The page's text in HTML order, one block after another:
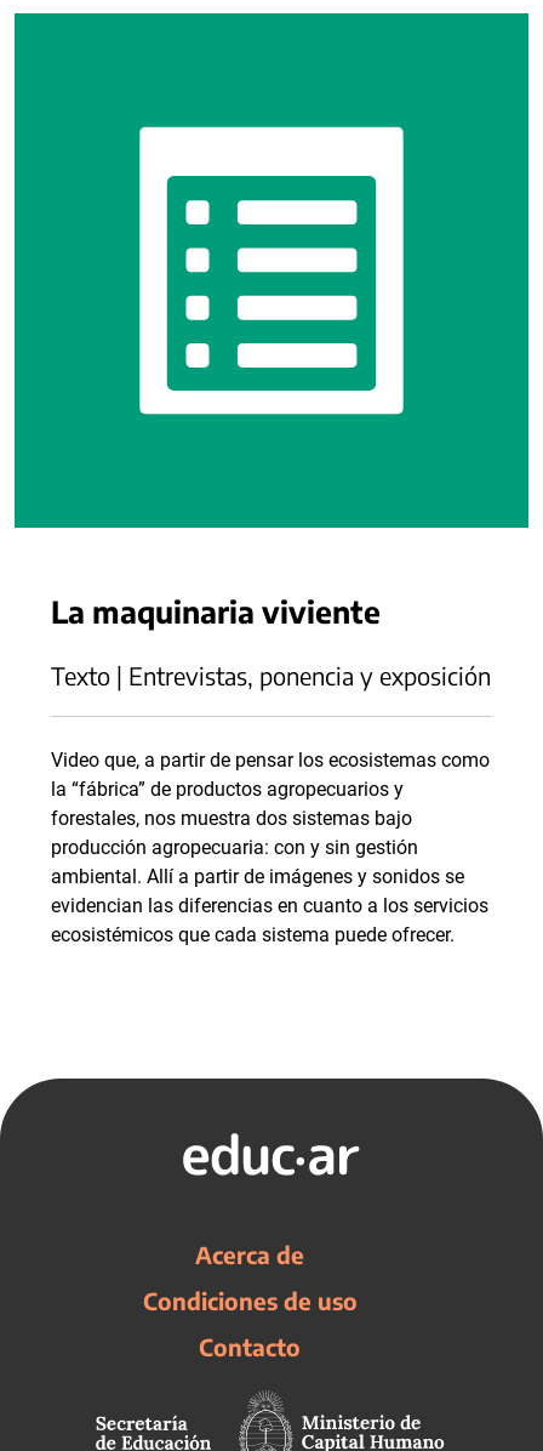
La maquinaria viviente
Texto | Entrevistas, ponencia y exposición
Video que, a partir de pensar los ecosistemas como
la “fábrica” de productos agropecuarios y
forestales, nos muestra dos sistemas bajo
producción agropecuaria: con y sin gestión
ambiental. Allí a partir de imágenes y sonidos se
evidencian las diferencias en cuanto a los servicios
ecosistémicos que cada sistema puede ofrecer.
Acerca de
Condiciones de uso
Contacto